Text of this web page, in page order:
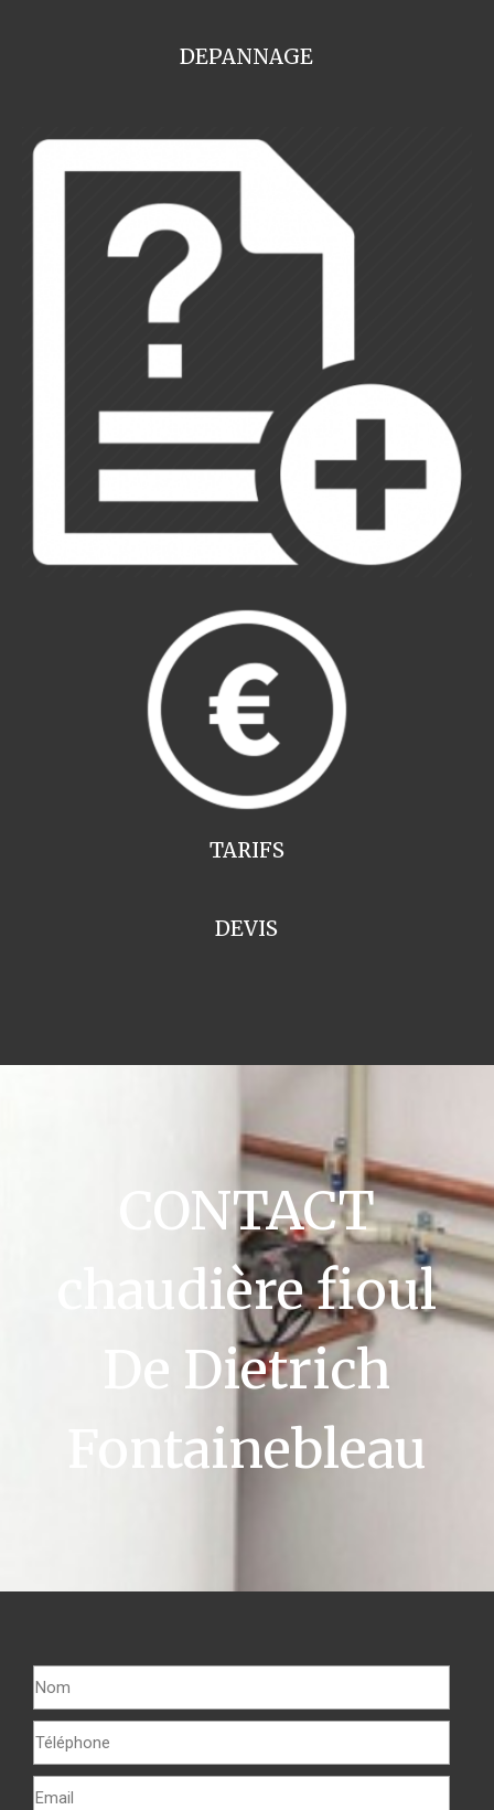
DEPANNAGE
TARIFS
DEVIS
CONTACT
chaudière fioul
De Dietrich
Fontainebleau